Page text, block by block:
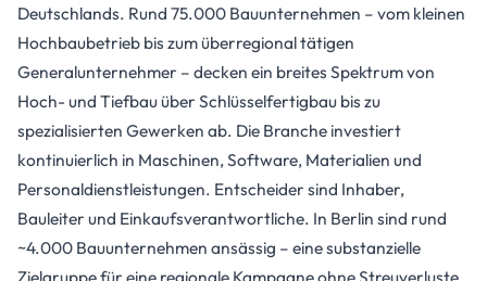
Deutschlands. Rund 75.000 Bauunternehmen – vom kleinen
Hochbaubetrieb bis zum überregional tätigen
Generalunternehmer – decken ein breites Spektrum von
Hoch- und Tiefbau über Schlüsselfertigbau bis zu
spezialisierten Gewerken ab. Die Branche investiert
kontinuierlich in Maschinen, Software, Materialien und
Personaldienstleistungen. Entscheider sind Inhaber,
Bauleiter und Einkaufsverantwortliche. In Berlin sind rund
~4.000 Bauunternehmen ansässig – eine substanzielle
Zielgruppe für eine regionale Kampagne ohne Streuverluste.